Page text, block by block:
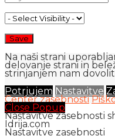
Na naši strani
delovanje strani in
strinjanjem nam
Potrjujem Nastavitve
Center zasebnosti
Close Popup
Nastavitve zasebnosti
Idrija.com
Nastavitve zasebnosti